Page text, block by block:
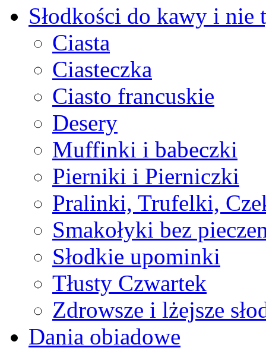
Słodkości do kawy i nie
Ciasta
Ciasteczka
Ciasto francuskie
Desery
Muffinki i babeczki
Pierniki i Pierniczki
Pralinki, Trufelki,
Smakołyki bez
Słodkie upominki
Tłusty Czwartek
Zdrowsze i lżejsze
Dania obiadowe